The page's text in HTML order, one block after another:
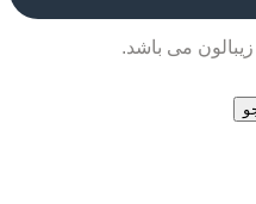
می باشد.